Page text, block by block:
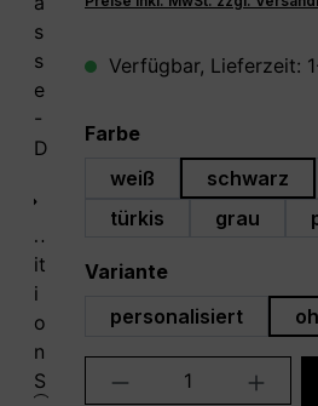
Verfügbar, Lieferzeit:
Farbeauswählen
weiß
schwarz
türkis
grau
Varianteauswählen
personalisiert
Produkt